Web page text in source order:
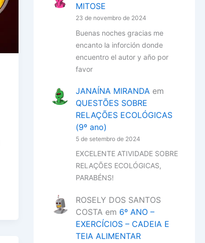
MITOSE
23 de novembro de 2024
Buenas noches gracias me
encanto la inforción donde
encuentro el autor y año por
favor
JANAÍNA MIRANDAem
QUESTÕES SOBRE
RELAÇÕES ECOLÓGICAS
(9º ano)
5 de setembro de 2024
EXCELENTE ATIVIDADE SOBRE
RELAÇÕES ECOLÓGICAS,
PARABÉNS!
ROSELY DOS SANTOS
COSTA em 6º ANO –
EXERCÍCIOS – CADEIA E
TEIA ALIMENTAR